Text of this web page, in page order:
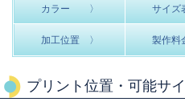
カラー 〉 サイズ
加工位置 〉 製作料
プリント位置・可能サ